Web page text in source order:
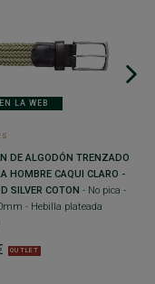
LA WEB
DE ALGODÓN TRENZADO
HOMBRE CAQUI CLARO -
SILVER COTON - No pica -
- Hebilla plateada
OUTLET